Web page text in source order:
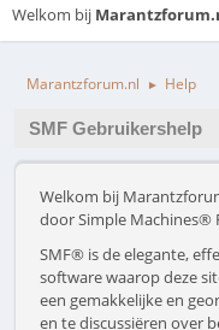
Welkom bij
Marantzforum.nl ► Help
SMF Gebruikershelp
Welkom bij
door Simple Machines®
SMF® is de elegante,
software waarop deze
een gemakkelijke en
en te discussiëren over